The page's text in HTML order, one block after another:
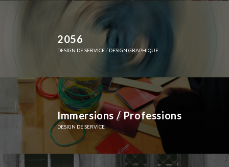
2056
DESIGN DE SERVICE/ DESIGN GRAPHIQUE
Immersions / Professions
DESIGN DE SERVICE